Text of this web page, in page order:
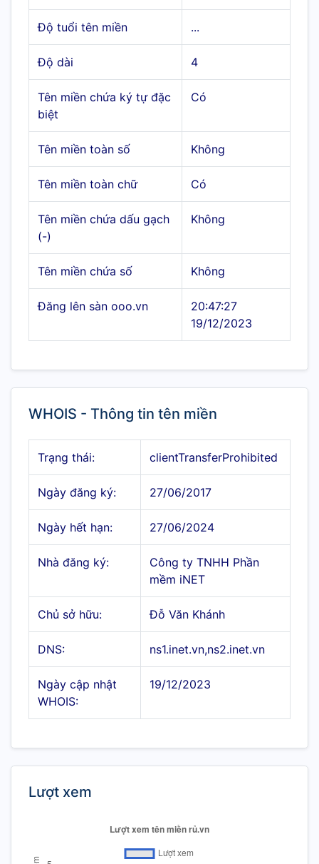
Độ tuổi tên miền ...
Độ dài 4
Tên miền chứa ký tự đặc
biệt
Có
Tên miền toàn số Không
Tên miền toàn chữ Có
Tên miền chứa dấu gạch
(-)
Không
Tên miền chứa số Không
Đăng lên sàn ooo.vn
20:47:27
19/12/2023
WHOIS - Thông tin tên miền
Trạng thái: clientTransferProhibited
Ngày đăng ký: 27/06/2017
Ngày hết hạn: 27/06/2024
Nhà đăng ký:
Công ty TNHH Phần
mềm iNET
Chủ sở hữu: Đỗ Văn Khánh
DNS: ns1.inet.vn,ns2.inet.vn
Ngày cập nhật
WHOIS:
19/12/2023
Lượt xem